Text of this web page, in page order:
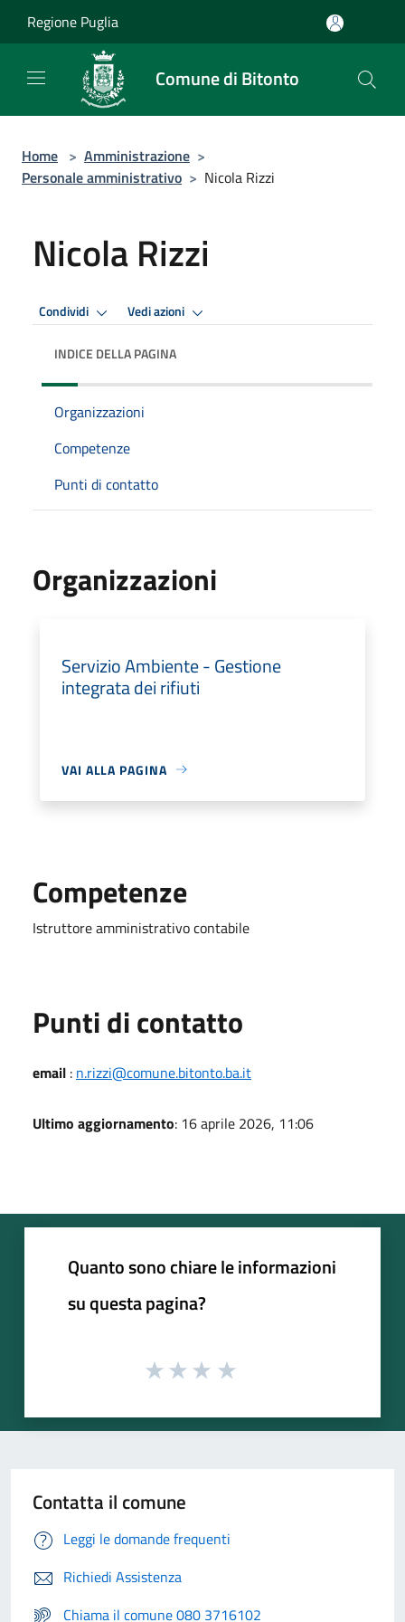
Regione Puglia
Comune di Bitonto
Home > Amministrazione >
Personale amministrativo > Nicola Rizzi
Nicola Rizzi
Condividi Vedi azioni
INDICE DELLA PAGINA
Organizzazioni
Competenze
Punti di contatto
Organizzazioni
Servizio Ambiente - Gestione
integrata dei rifiuti
VAI ALLA PAGINA
Competenze
Istruttore amministrativo contabile
Punti di contatto
email : n.rizzi@comune.bitonto.ba.it
Ultimo aggiornamento: 16 aprile 2026, 11:06
Quanto sono chiare le informazioni
su questa pagina?
Contatta il comune
Leggi le domande frequenti
Richiedi Assistenza
Chiama il comune 080 3716102